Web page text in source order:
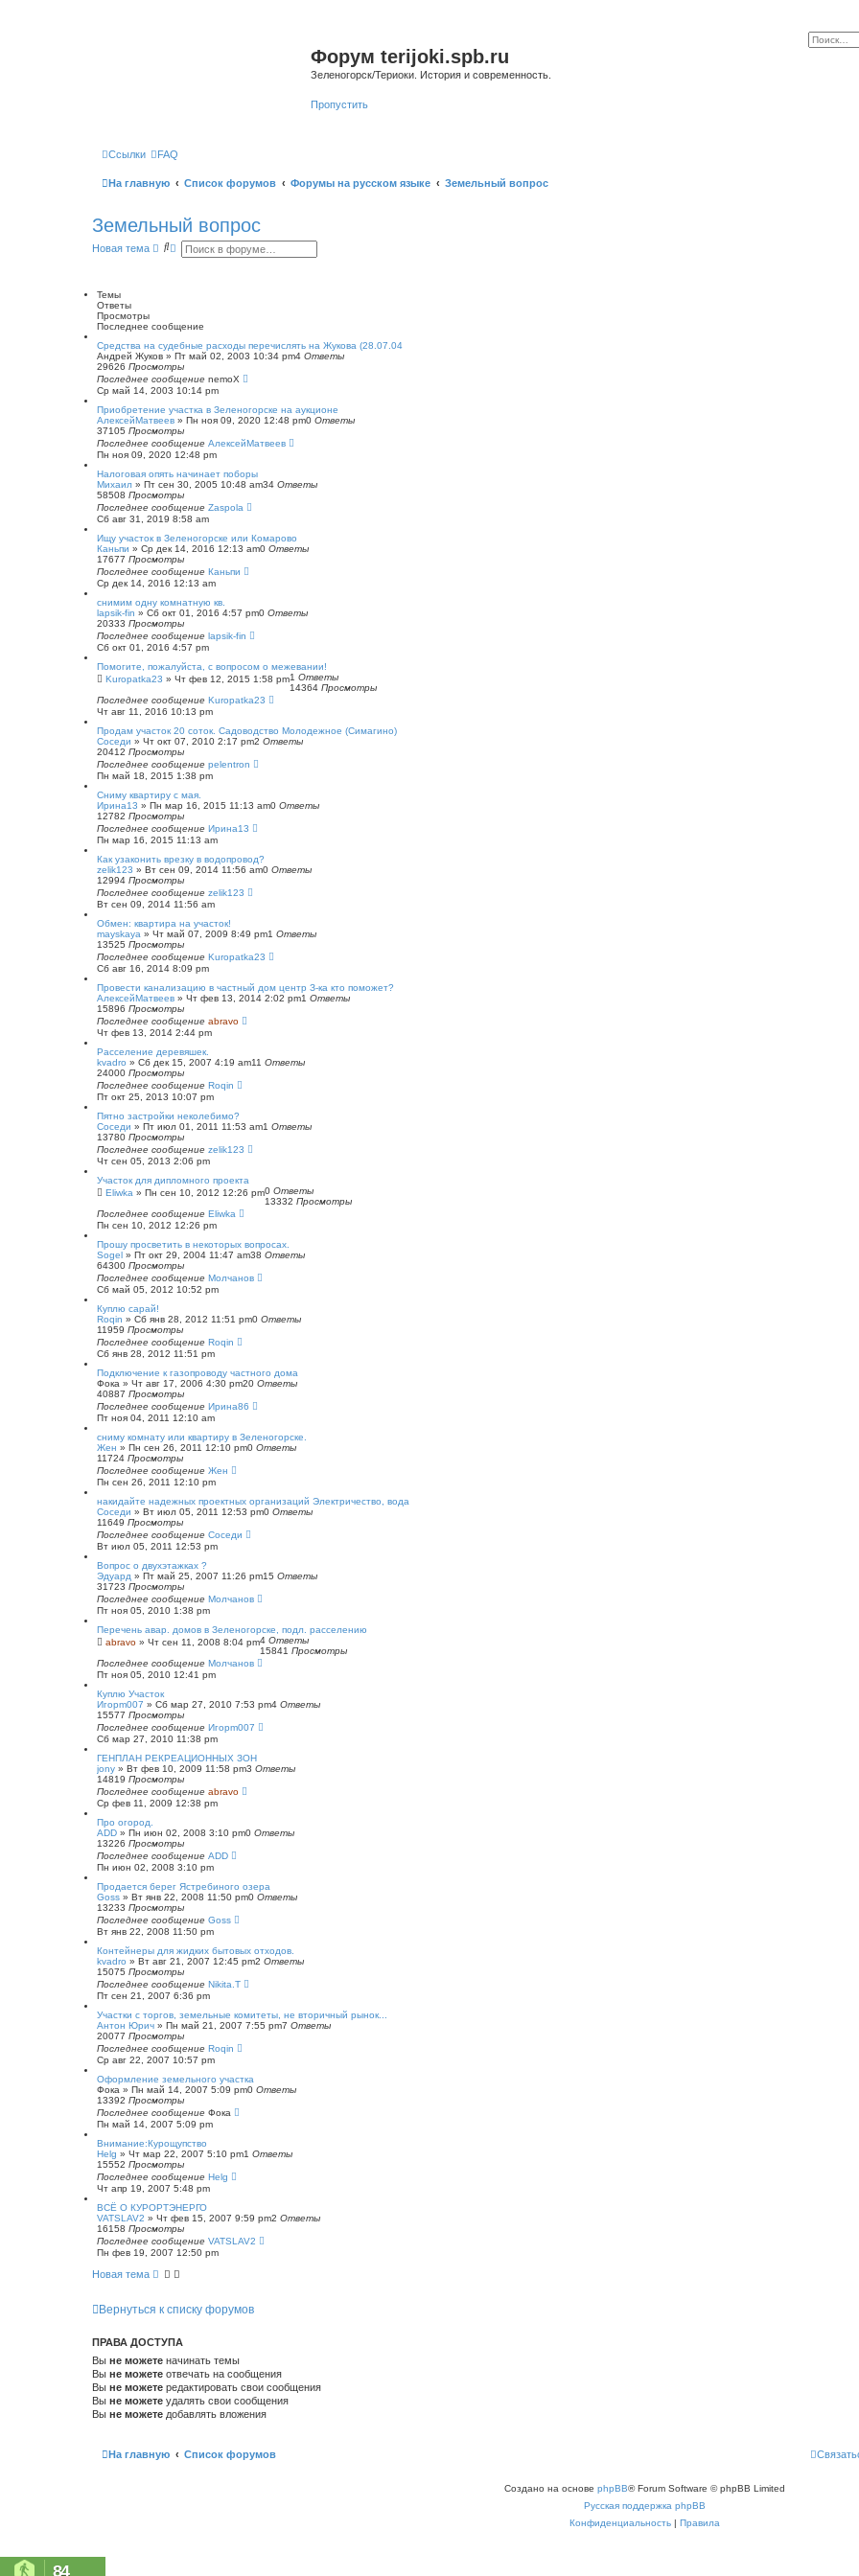
Форум terijoki.spb.ru
Зеленогорск/Териоки. История и современность.
Пропустить
Ссылки FAQ
На главную Список форумов Форумы на русском языке Земельный вопрос
Земельный вопрос
Новая тема
П Р
н
ы
й
п
о
и
с
к
Темы
Ответы
Просмотры
Последнее сообщение
Средства на судебные расходы перечислять на Жукова (28.07.04
Андрей Жуков » Пт май 02, 2003 10:34 pm4 Ответы
29626 Просмотры
Последнее сообщение nemoX
Ср май 14, 2003 10:14 pm
Приобретение участка в Зеленогорске на аукционе
АлексейМатвеев » Пн ноя 09, 2020 12:48 pm0 Ответы
37105 Просмотры
Последнее сообщение АлексейМатвеев
Пн ноя 09, 2020 12:48 pm
Налоговая опять начинает поборы
Михаил » Пт сен 30, 2005 10:48 am34 Ответы
58508 Просмотры
Последнее сообщение Zaspola
Сб авг 31, 2019 8:58 am
Ищу участок в Зеленогорске или Комарово
Каньпи » Ср дек 14, 2016 12:13 am0 Ответы
17677 Просмотры
Последнее сообщение Каньпи
Ср дек 14, 2016 12:13 am
снимим одну комнатную кв.
lapsik-fin » Сб окт 01, 2016 4:57 pm0 Ответы
20333 Просмотры
Последнее сообщение lapsik-fin
Сб окт 01, 2016 4:57 pm
Помогите, пожалуйста, с вопросом о межевании!
Kuropatka23 » Чт фев 12, 2015 1:58 pm1 Ответы
14364 Просмотры
Последнее сообщение Kuropatka23
Чт авг 11, 2016 10:13 pm
Продам участок 20 соток. Садоводство Молодежное (Симагино)
Соседи » Чт окт 07, 2010 2:17 pm2 Ответы
20412 Просмотры
Последнее сообщение pelentron
Пн май 18, 2015 1:38 pm
Сниму квартиру с мая.
Ирина13 » Пн мар 16, 2015 11:13 am0 Ответы
12782 Просмотры
Последнее сообщение Ирина13
Пн мар 16, 2015 11:13 am
Как узаконить врезку в водопровод?
zelik123 » Вт сен 09, 2014 11:56 am0 Ответы
12994 Просмотры
Последнее сообщение zelik123
Вт сен 09, 2014 11:56 am
Обмен: квартира на участок!
mayskaya » Чт май 07, 2009 8:49 pm1 Ответы
13525 Просмотры
Последнее сообщение Kuropatka23
Сб авг 16, 2014 8:09 pm
Провести канализацию в частный дом центр З-ка кто поможет?
АлексейМатвеев » Чт фев 13, 2014 2:02 pm1 Ответы
15896 Просмотры
Последнее сообщение abravo
Чт фев 13, 2014 2:44 pm
Расселение деревяшек.
kvadro » Сб дек 15, 2007 4:19 am11 Ответы
24000 Просмотры
Последнее сообщение Roqin
Пт окт 25, 2013 10:07 pm
Пятно застройки неколебимо?
Соседи » Пт июл 01, 2011 11:53 am1 Ответы
13780 Просмотры
Последнее сообщение zelik123
Чт сен 05, 2013 2:06 pm
Участок для дипломного проекта
Eliwka » Пн сен 10, 2012 12:26 pm0 Ответы
13332 Просмотры
Последнее сообщение Eliwka
Пн сен 10, 2012 12:26 pm
Прошу просветить в некоторых вопросах.
Sogel » Пт окт 29, 2004 11:47 am38 Ответы
64300 Просмотры
Последнее сообщение Молчанов
Сб май 05, 2012 10:52 pm
Куплю сарай!
Roqin » Сб янв 28, 2012 11:51 pm0 Ответы
11959 Просмотры
Последнее сообщение Roqin
Сб янв 28, 2012 11:51 pm
Подключение к газопроводу частного дома
Фока » Чт авг 17, 2006 4:30 pm20 Ответы
40887 Просмотры
Последнее сообщение Ирина86
Пт ноя 04, 2011 12:10 am
сниму комнату или квартиру в Зеленогорске.
Жен » Пн сен 26, 2011 12:10 pm0 Ответы
11724 Просмотры
Последнее сообщение Жен
Пн сен 26, 2011 12:10 pm
накидайте надежных проектных организаций Электричество, вода
Соседи » Вт июл 05, 2011 12:53 pm0 Ответы
11649 Просмотры
Последнее сообщение Соседи
Вт июл 05, 2011 12:53 pm
Вопрос о двухэтажках ?
Эдуард » Пт май 25, 2007 11:26 pm15 Ответы
31723 Просмотры
Последнее сообщение Молчанов
Пт ноя 05, 2010 1:38 pm
Перечень авар. домов в Зеленогорске, подл. расселению
abravo » Чт сен 11, 2008 8:04 pm4 Ответы
15841 Просмотры
Последнее сообщение Молчанов
Пт ноя 05, 2010 12:41 pm
Куплю Участок
Игорm007 » Сб мар 27, 2010 7:53 pm4 Ответы
15577 Просмотры
Последнее сообщение Игорm007
Сб мар 27, 2010 11:38 pm
ГЕНПЛАН РЕКРЕАЦИОННЫХ ЗОН
jony » Вт фев 10, 2009 11:58 pm3 Ответы
14819 Просмотры
Последнее сообщение abravo
Ср фев 11, 2009 12:38 pm
Про огород.
ADD » Пн июн 02, 2008 3:10 pm0 Ответы
13226 Просмотры
Последнее сообщение ADD
Пн июн 02, 2008 3:10 pm
Продается берег Ястребиного озера
Goss » Вт янв 22, 2008 11:50 pm0 Ответы
13233 Просмотры
Последнее сообщение Goss
Вт янв 22, 2008 11:50 pm
Контейнеры для жидких бытовых отходов.
kvadro » Вт авг 21, 2007 12:45 pm2 Ответы
15075 Просмотры
Последнее сообщение Nikita.T
Пт сен 21, 2007 6:36 pm
Участки с торгов, земельные комитеты, не вторичный рынок...
Антон Юрич » Пн май 21, 2007 7:55 pm7 Ответы
20077 Просмотры
Последнее сообщение Roqin
Ср авг 22, 2007 10:57 pm
Оформление земельного участка
Фока » Пн май 14, 2007 5:09 pm0 Ответы
13392 Просмотры
Последнее сообщение Фока
Пн май 14, 2007 5:09 pm
Внимание:Курощупство
Helg » Чт мар 22, 2007 5:10 pm1 Ответы
15552 Просмотры
Последнее сообщение Helg
Чт апр 19, 2007 5:48 pm
ВСЁ О КУРОРТЭНЕРГО
VATSLAV2 » Чт фев 15, 2007 9:59 pm2 Ответы
16158 Просмотры
Последнее сообщение VATSLAV2
Пн фев 19, 2007 12:50 pm
Новая тема
Вернуться к списку форумов
ПРАВА ДОСТУПА
Вы не можете начинать темы
Вы не можете отвечать на сообщения
Вы не можете редактировать свои сообщения
Вы не можете удалять свои сообщения
Вы не можете добавлять вложения
На главную Список форумов
Создано на основе phpBB® Forum Software © phpBB Limited
Русская поддержка phpBB
Конфиденциальность | Правила
84